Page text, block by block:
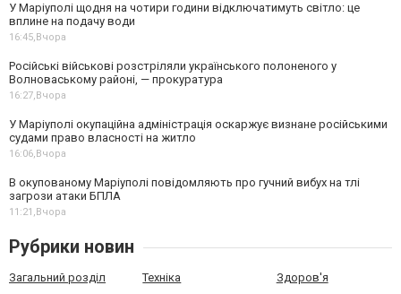
У Маріуполі щодня на чотири години відключатимуть світло: це
вплине на подачу води
16:45,Вчора
Російські військові розстріляли українського полоненого у
Волноваському районі, — прокуратура
16:27,Вчора
У Маріуполі окупаційна адміністрація оскаржує визнане російськими
судами право власності на житло
16:06,Вчора
В окупованому Маріуполі повідомляють про гучний вибух на тлі
загрози атаки БПЛА
11:21,Вчора
Рубрики новин
Загальний розділ Техніка Здоров'я